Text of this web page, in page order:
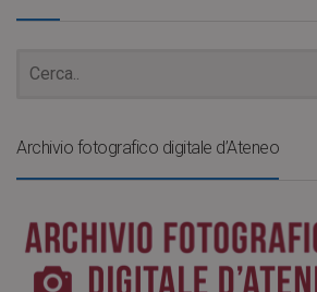
Archivio fotografico digitale d’Ateneo